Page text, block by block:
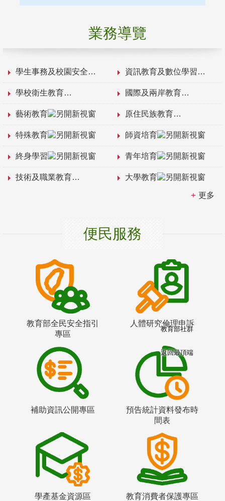
業務導覽
學生事務及校園安全 資訊教育及數位學習
學校衛生教育 國際及兩岸教育
藝術教育 原住民族教育
特殊教育 師資培育
終身學習 青年培育
技術及職業教育 大學教育
更多
便民服務
教育部全民安全指引
專區
人體研究倫理申訴
補助資訊公開專區
預告統計資料發布時
間表
學產基金資源區 教育消費者保護專區
教育部社群
返回最頂端